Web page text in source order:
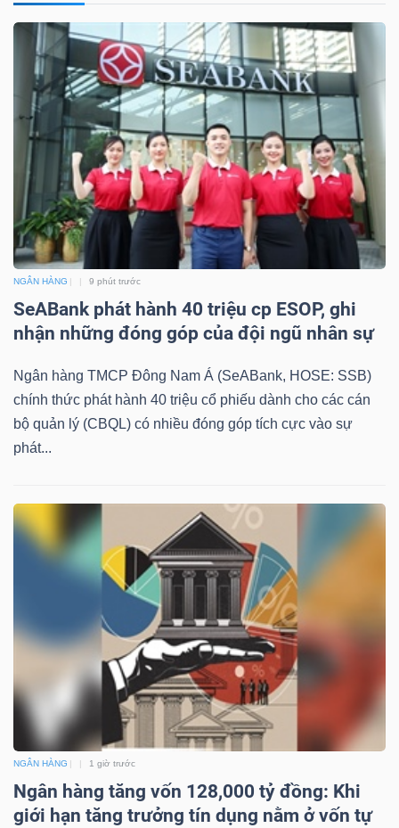
NGÂN HÀNG 9 phút trước
SeABank phát hành 40 triệu cp ESOP, ghi
nhận những đóng góp của đội ngũ nhân sự
Ngân hàng TMCP Đông Nam Á (SeABank, HOSE: SSB)
chính thức phát hành 40 triệu cổ phiếu dành cho các cán
bộ quản lý (CBQL) có nhiều đóng góp tích cực vào sự
phát...
NGÂN HÀNG 1 giờ trước
Ngân hàng tăng vốn 128,000 tỷ đồng: Khi
giới hạn tăng trưởng tín dụng nằm ở vốn tự